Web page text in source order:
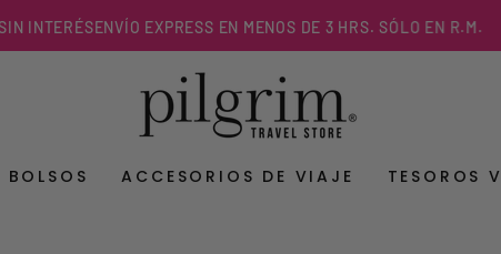
ENVÍO EXPRESS EN MENOS DE 3 HRS. SÓLO EN R.M.
ACCESORIOS DE VIAJE TESOROS